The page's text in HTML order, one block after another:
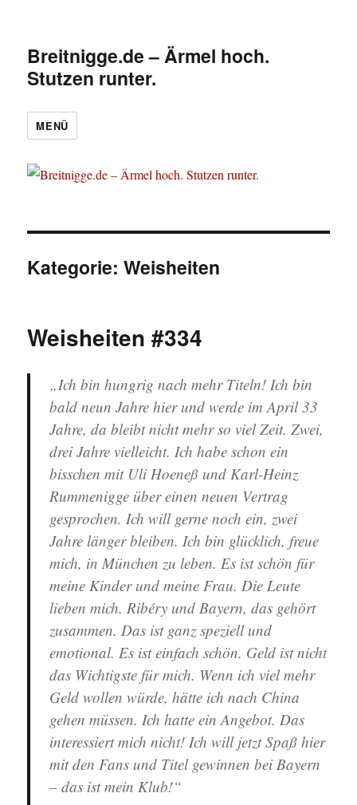
Breitnigge.de – Ärmel hoch.
Stutzen runter.
MENÜ
Kategorie:Weisheiten
Weisheiten #334
„Ich bin hungrig nach mehr Titeln! Ich bin
bald neun Jahre hier und werde im April 33
Jahre, da bleibt nicht mehr so viel Zeit. Zwei,
drei Jahre vielleicht. Ich habe schon ein
bisschen mit Uli Hoeneß und Karl-Heinz
Rummenigge über einen neuen Vertrag
gesprochen. Ich will gerne noch ein, zwei
Jahre länger bleiben. Ich bin glücklich, freue
mich, in München zu leben. Es ist schön für
meine Kinder und meine Frau. Die Leute
lieben mich. Ribéry und Bayern, das gehört
zusammen. Das ist ganz speziell und
emotional. Es ist einfach schön. Geld ist nicht
das Wichtigste für mich. Wenn ich viel mehr
Geld wollen würde, hätte ich nach China
gehen müssen. Ich hatte ein Angebot. Das
interessiert mich nicht! Ich will jetzt Spaß hier
mit den Fans und Titel gewinnen bei Bayern
– das ist mein Klub!“